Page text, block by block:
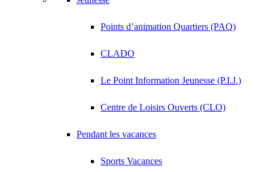
Points d’animation Quartiers (PAQ)
CLADO
Le Point Information Jeunesse (P.I.J.)
Centre de Loisirs Ouverts (CLO)
Pendant les vacances
Sports Vacances